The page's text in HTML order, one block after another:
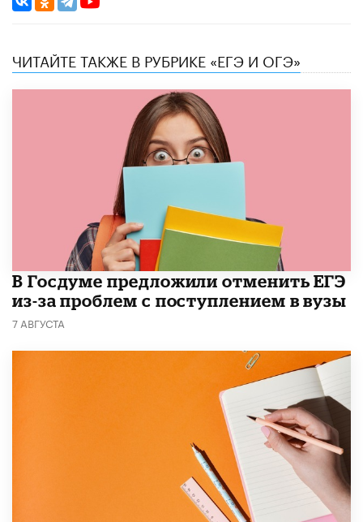
ЧИТАЙТЕ ТАКЖЕ В РУБРИКЕ «ЕГЭ И ОГЭ»
В Госдуме предложили отменить ЕГЭ
из-за проблем с поступлением в вузы
7 АВГУСТА